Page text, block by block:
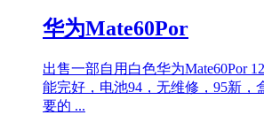
华为Mate60Por
出售一部自用白色华为Mate60Por
能完好，电池94，无维修，95新，
要的 ...